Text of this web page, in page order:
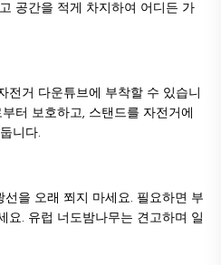
공간을 적게 차지하여 어디든 가
전거 다운튜브에 부착할 수 있습니
터 보호하고, 스탠드를 자전거에
니다.
을 오래 쬐지 마세요. 필요하면 부
요. 유럽 너도밤나무는 견고하며 일